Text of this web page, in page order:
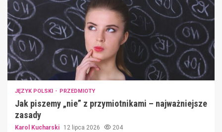
JĘZYK POLSKI PRZEDMIOTY
Jak piszemy „nie” z przymiotnikami – najważniejsze
zasady
Karol Kucharski 12 lipca 2026 204